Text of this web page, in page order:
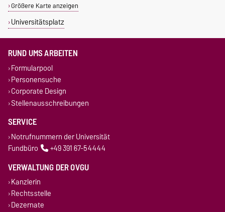
Größere Karte anzeigen
Universitätsplatz
RUND UMS ARBEITEN
Formularpool
Personensuche
Corporate Design
Stellenausschreibungen
SERVICE
Notrufnummern der Universität
Fundbüro
+49 391 67-54444
VERWALTUNG DER OVGU
Kanzlerin
Rechtsstelle
Dezernate